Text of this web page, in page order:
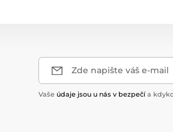
Zde napište váš e-mail
Vaše údaje jsou u nás v bezpečí a